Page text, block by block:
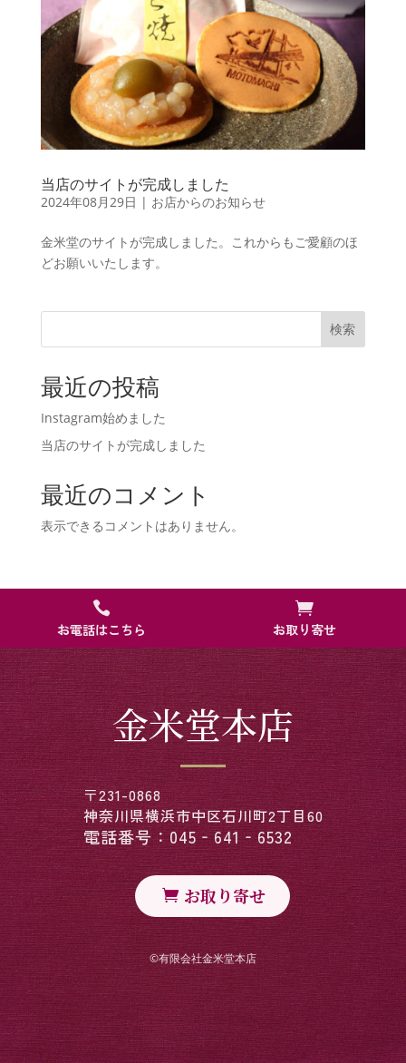
当店のサイトが完成しました
2024年08月29日 | お店からのお知らせ
金米堂のサイトが完成しました。これからもご愛顧のほ
どお願いいたします。
検索
最近の投稿
Instagram始めました
当店のサイトが完成しました
最近のコメント
表示できるコメントはありません。

お電話はこちら

お取り寄せ
金米堂本店
〒231-0868
神奈川県横浜市中区石川町2丁目60
電話番号：045‐641‐6532
お取り寄せ
©︎有限会社金米堂本店